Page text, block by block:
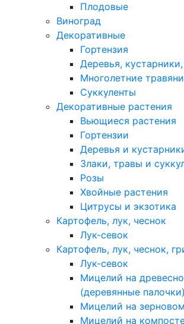
Плодовые
Виноград
Декоративные
Гортензия
Деревья,
Многолетние
Суккуленты
Декоративные растения
Вьющиеся растения
Гортензии
Деревья и
Злаки, травы и
Розы
Хвойные растения
Цитрусы и экзотика
Картофель, лук, чеснок
Лук-севок
Картофель, лук, чеснок,
Лук-севок
Мицелий на
(деревянные палочки)
Мицелий на
Мицелий на